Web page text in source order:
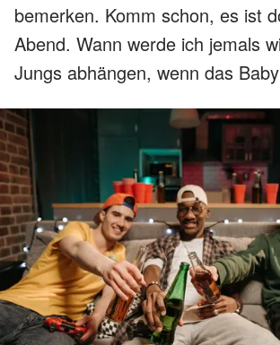
bemerken. Komm schon, es ist
Abend. Wann werde ich jemals
Jungs abhängen, wenn das